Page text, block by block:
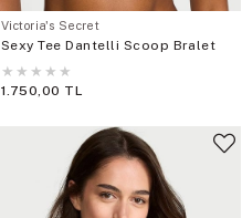
Victoria's Secret
Sexy Tee Dantelli Scoop Bralet
★ ★ ★ ★ ★
1.750,00 TL